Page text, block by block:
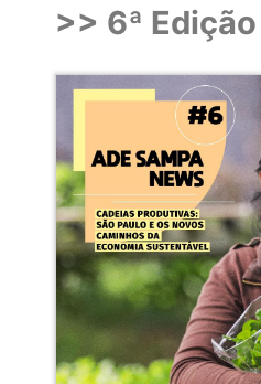
>> 6ª Edição